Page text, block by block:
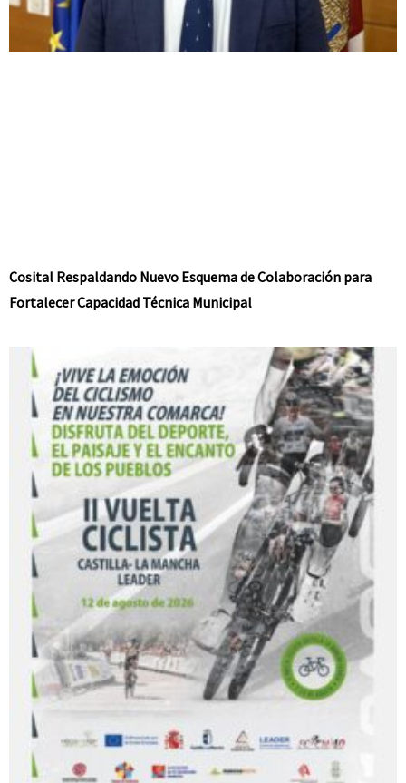
Cosital Respaldando Nuevo Esquema de Colaboración para
Fortalecer Capacidad Técnica Municipal